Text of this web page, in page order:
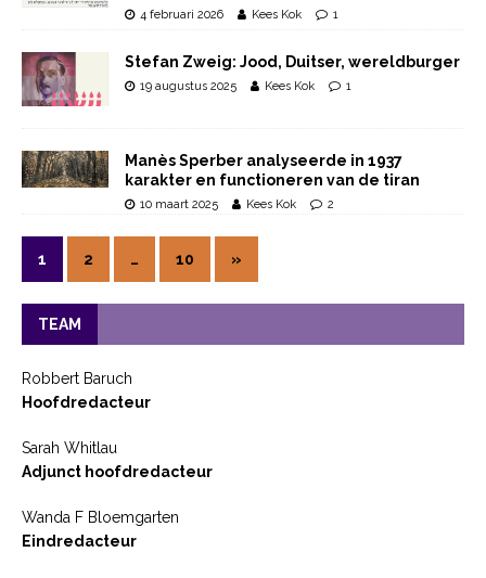
4 februari 2026 Kees Kok 1
Stefan Zweig: Jood, Duitser, wereldburger
19 augustus 2025 Kees Kok 1
Manès Sperber analyseerde in 1937
karakter en functioneren van de tiran
10 maart 2025 Kees Kok 2
1 2 … 10 »
TEAM
Robbert Baruch
Hoofdredacteur
Sarah Whitlau
Adjunct hoofdredacteur
Wanda F Bloemgarten
Eindredacteur